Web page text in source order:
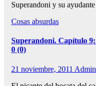
Superandoni y su
Cosas absurdas
Superandoni. Capítulo
0 (0)
21 noviembre, 2011 Admin